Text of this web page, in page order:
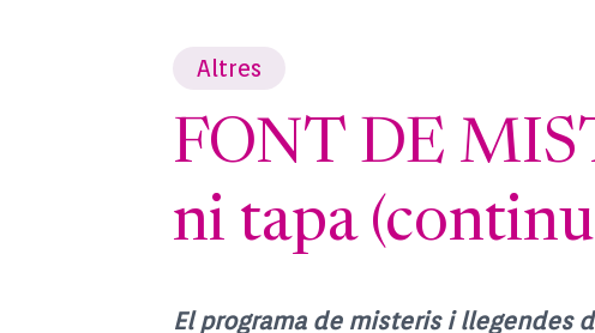
Altres
FONT DE
ni tapa
El programa de misteris i llegendes